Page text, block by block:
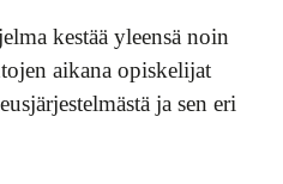
kestää yleensä noin
aikana opiskelijat
ja sen eri